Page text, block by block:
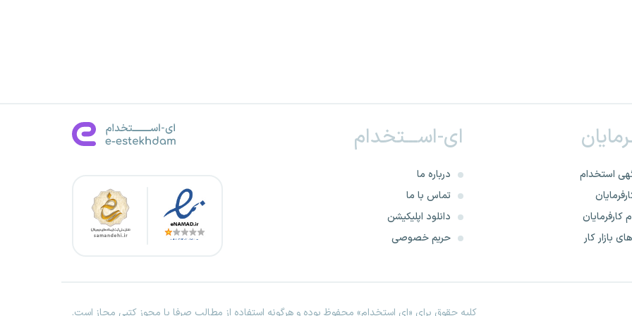
استخدام
کارفرمایان
بازار کار
ای-اســـتخدام
درباره ما
تماس با ما
دانلود اپلیکیشن
حریم خصوصی
کلیه حقوق برای «ای استخدام» محفوظ بوده و هرگونه استفاده از مطالب صرفا با مجوز کتبی مجاز است.